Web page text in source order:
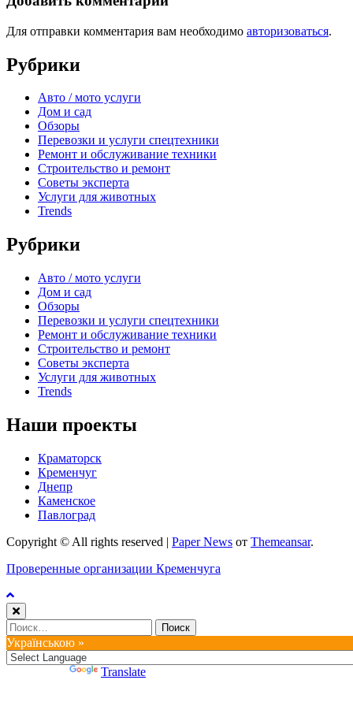
Для отправки комментария вам необходимо авторизоваться.
Рубрики
Авто / мото услуги
Дом и сад
Обзоры
Перевозки и услуги спецтехники
Ремонт и обслуживание техники
Строительство и ремонт
Советы эксперта
Услуги для животных
Trends
Рубрики
Авто / мото услуги
Дом и сад
Обзоры
Перевозки и услуги спецтехники
Ремонт и обслуживание техники
Строительство и ремонт
Советы эксперта
Услуги для животных
Trends
Наши проекты
Краматорск
Кременчуг
Днепр
Каменское
Павлоград
Copyright © All rights reserved | Paper News от Themeansar.
Проверенные организации Кременчуга
Найти:
Українською »
Translate